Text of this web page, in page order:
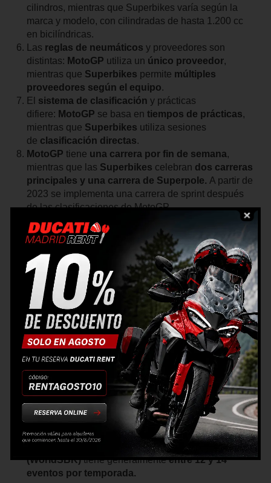
cilindros, mientras que Superbikes varía según la
marca y modelo, con cilindradas de hasta 1.200 cc
en bicilíndricas.
Las reglas de neumáticos y proveedores son
distintas: MotoGP utiliza un único proveedor,
mientras que Superbikes permite múltiples
proveedores según el equipo.
El sistema de clasificación y prácticas
difiere: MotoGP se basa entiempos de prácticas,
mientras que Superbikes utiliza sesiones
de clasificación directas.
MotoGP tiene una carrera por fin de semana,
mientras que las Superbikes celebran dos carreras
principales y una carrera de Superpole. A partir de
2023 se implementa una carrera de sprint después
de las clasificaciones de MotoGP.
Las regulaciones de motos
varían:MotoGPpermite mayor desarrollo técnico
mientras queSuperbikes imponelímites estrictos.
Las r estricciones
electrónicas
difieren: MotoGP empleasistemas
más avanzados, mientras
que
Superbikestiene sistemas limitados.
La estructura de equipos y el respaldo de fábrica
varían entre MotoGP y Superbikes, conMotoGP
teniendo un mayor apoyo de los fabricantes.
MotoGP permite cierto número de días de
para equipos oficiales y satélite, mientras
que en
los días de pruebaspueden
variar dependiendo de la categoría y el nivel de
apoyo del equipo.
MotoGP suele tener alrededor de 18 a 20
eventospor temporada, mientras que el
Campeonato Mundial de
Superbikes
(WorldSBK)tiene generalmenteentre 12 y 14
eventos por temporada.